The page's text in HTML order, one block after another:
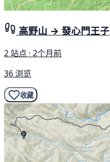
高野山 → 發心門王子
2 站点 · 2个月前
36 浏览
收藏